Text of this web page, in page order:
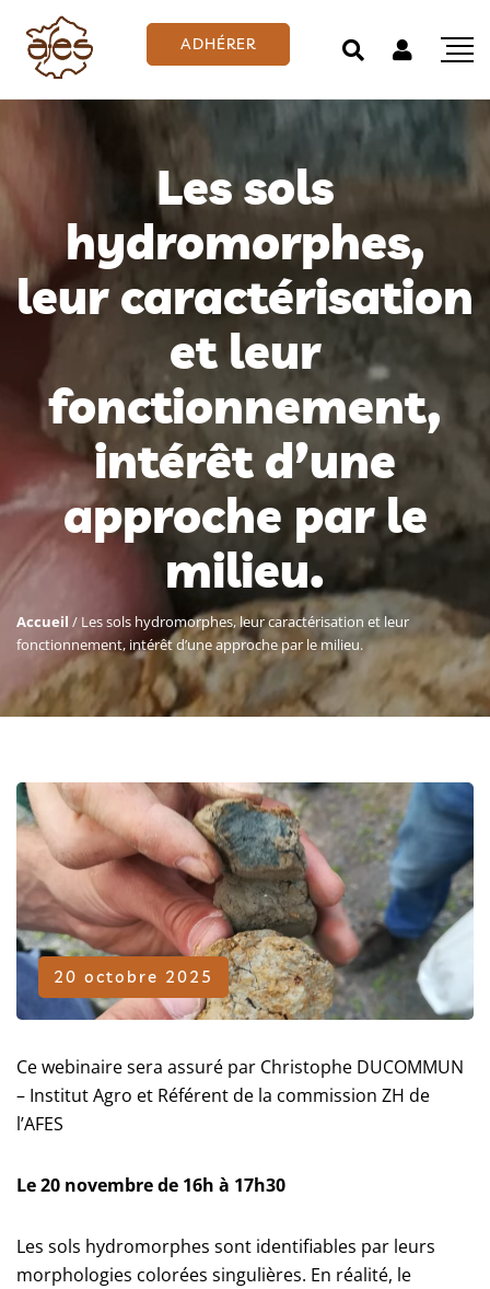
ADHÉRER
Les sols
hydromorphes,
leur caractérisation
et leur
fonctionnement,
intérêt d’une
approche par le
milieu.
Accueil / Les sols hydromorphes, leur caractérisation et leur
fonctionnement, intérêt d’une approche par le milieu.
20 octobre 2025
Ce webinaire sera assuré par Christophe DUCOMMUN
– Institut Agro et Référent de la commission ZH de
l’AFES
Le 20 novembre de 16h à 17h30
Les sols hydromorphes sont identifiables par leurs
morphologies colorées singulières. En réalité, le